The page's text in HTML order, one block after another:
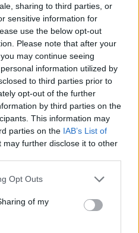
sharing to third parties, or
sensitive information for
use the below opt-out
Please note that after your
may continue seeing
information utilized by
to third parties prior to
opt-out of the further
by third parties on the
This information may
parties on the IAB’s List of
may further disclose it to other
uses one or more Google
behaviour. You may click to
and its third-party tags to
purposes in below Google
Opt Outs
of my
συνεχίζει να είναι η νο1
από τα κεράσια και τα